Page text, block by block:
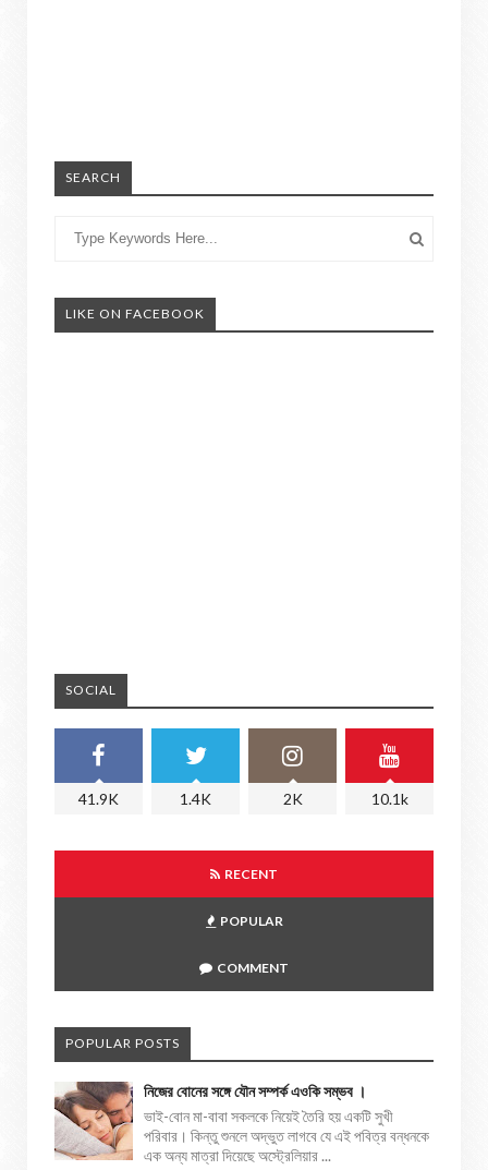
SEARCH
LIKE ON FACEBOOK
SOCIAL
41.9K 1.4K 2K 10.1k
RECENT
POPULAR
COMMENT
POPULAR POSTS
নিজের বোনের সঙ্গে যৌন সম্পর্ক এওকি সম্ভব ।
ভাই-বোন মা-বাবা সকলকে নিয়েই তৈরি হয় একটি সুখী
পরিবার। কিন্তু শুনলে অদ্ভুত লাগবে যে এই পবিত্র বন্ধনকে
এক অন্য মাত্রা দিয়েছে অস্ট্রেলিয়ার ...